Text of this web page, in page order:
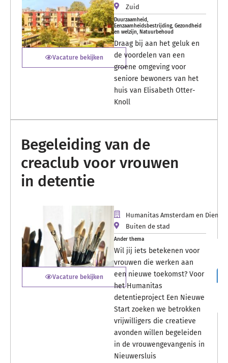
Vacature bekijken
Zuid
Duurzaamheid,
Eenzaamheidsbestrijding, Gezondheid
en welzijn, Natuurbehoud
Draag bij aan het geluk en
de voordelen van een
groene omgeving voor
seniore bewoners van het
huis van Elisabeth Otter-
Knoll
Begeleiding van de
creaclub voor vrouwen
in detentie
Vacature bekijken
Humanitas Amsterdam en Diemen
Buiten de stad
Ander thema
Wil jij iets betekenen voor
vrouwen die werken aan
een nieuwe toekomst? Voor
het Humanitas
detentieproject Een Nieuwe
Start zoeken we betrokken
vrijwilligers die creatieve
avonden willen begeleiden
in de vrouwengevangenis in
Nieuwersluis